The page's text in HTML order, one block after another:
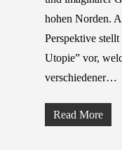
hohen Norden.
Perspektive
Utopie” vor,
verschiedener…
Read More